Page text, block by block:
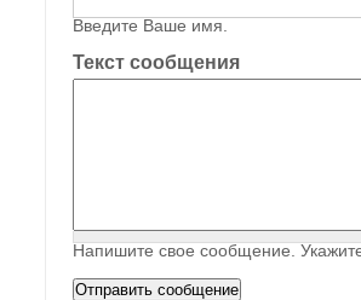
Введите Ваше имя.
Текст сообщения
Напишите свое сообщение.